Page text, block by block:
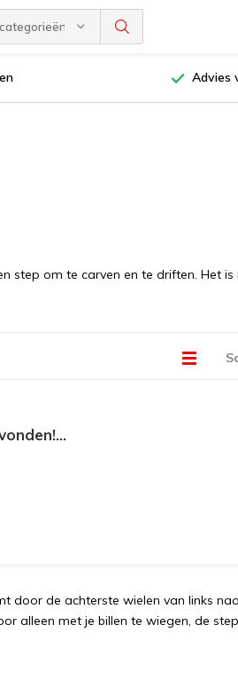
Advies
step om te carven en te driften. Het
door de achterste wielen van links
alleen met je billen te wiegen, de